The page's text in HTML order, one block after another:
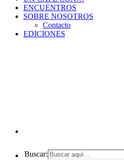
ENCUENTROS
SOBRE NOSOTROS
Contacto
EDICIONES
Buscar: